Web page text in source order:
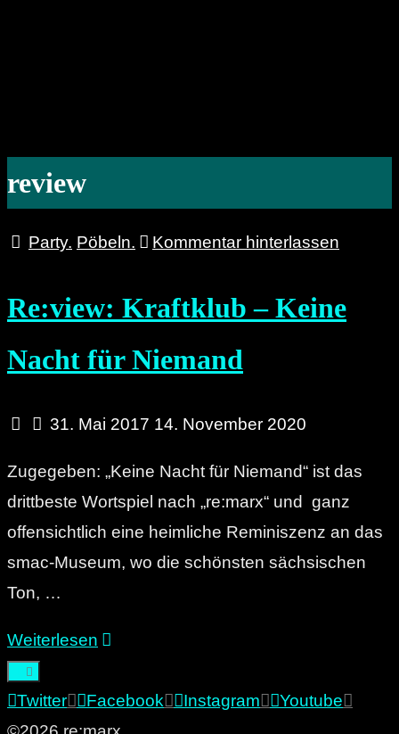
review
Party. Pöbeln. Kommentar hinterlassen
Re:view: Kraftklub – Keine
Nacht für Niemand
31. Mai 2017 14. November 2020
Zugegeben: „Keine Nacht für Niemand“ ist das
drittbeste Wortspiel nach „re:marx“ und ganz
offensichtlich eine heimliche Reminiszenz an das
smac-Museum, wo die schönsten sächsischen
Ton, …
Weiterlesen
–
Keine
Twitter Facebook Instagram
Youtube